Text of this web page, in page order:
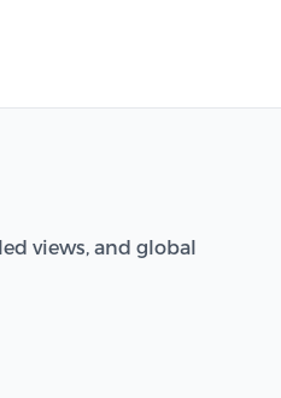
views, and global